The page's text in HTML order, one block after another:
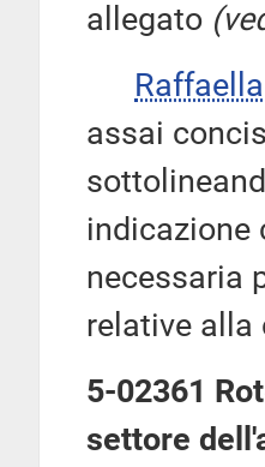
allegato
assai
indicazione
necessaria
relative alla
5-02361
settore